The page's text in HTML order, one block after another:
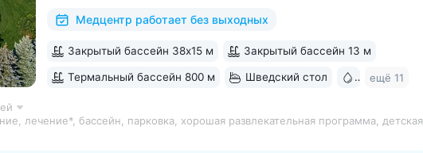
зал, 24 программы лечения, EMS-тренировки,
Кавказа» • Расположен в уединенном...
Медцентр работает без выходных
Закрытый бассейн 38х15 м Закрытый бассейн 13 м
Термальный бассейн 800 м Шведский стол Бювет
ещё 11
лечение*, бассейн, парковка, хорошая развлекательная программа, детская